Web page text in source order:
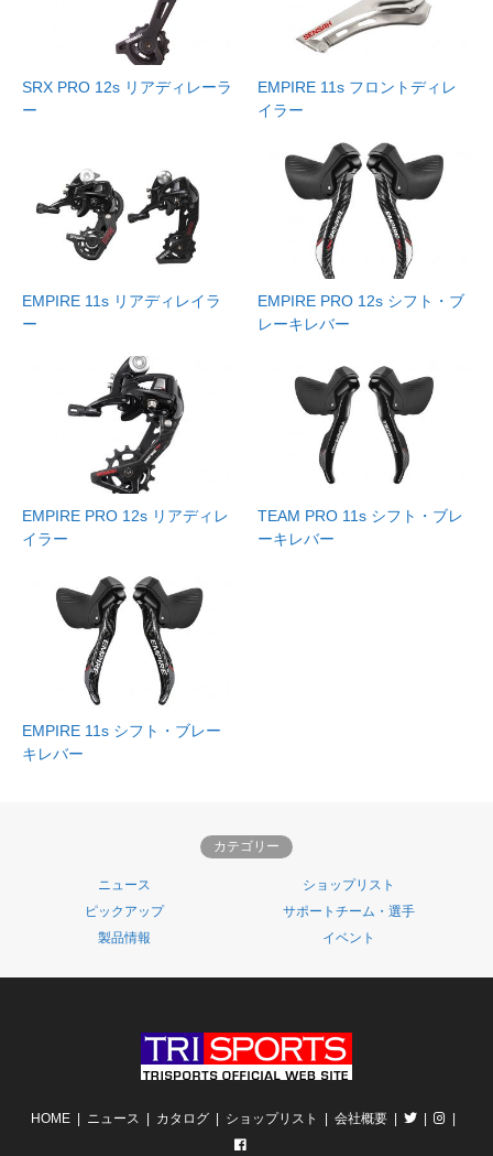
SRX PRO 12s リアディレーラ
ー
EMPIRE 11s フロントディレ
イラー
EMPIRE 11s リアディレイラ
ー
EMPIRE PRO 12s シフト・ブ
レーキレバー
EMPIRE PRO 12s リアディレ
イラー
TEAM PRO 11s シフト・ブレ
ーキレバー
EMPIRE 11s シフト・ブレー
キレバー
カテゴリー
ニュース
ショップリスト
ピックアップ
サポートチーム・選手
製品情報
イベント
HOME ニュース カタログ ショップリスト 会社概要